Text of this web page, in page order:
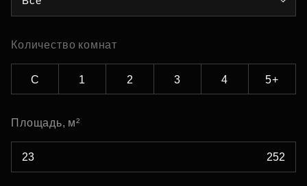
Количество комнат
С 1 2 3 4 5+
Площадь, м²